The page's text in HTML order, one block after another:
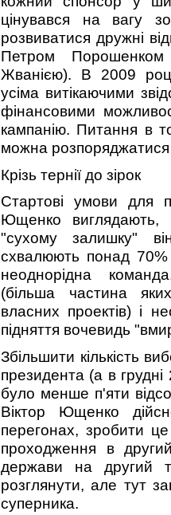
цінувався на вагу
розвиватися дружні
Петром
Жванією). В 2009
усіма витікаючими
фінансовими
кампанію. Питання в
можна
Крізь тернії до зірок
Стартові умови для
Ющенко виглядають,
"сухому залишку"
схвалюють понад
неоднорідна
(більша частина
власних проектів) і
підняття вочевидь
Збільшити кількість
президента (а в
було менше п'яти
Віктор Ющенко
перегонах, зробити
проходження в
держави на другий
розглянути, але тут
суперника.